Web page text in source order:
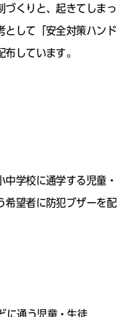
づくりと、起きてしまっ
として「安全対策ハンド
しています。
学校に通学する児童・
希望者に防犯ブザーを配
に通う児童・生徒